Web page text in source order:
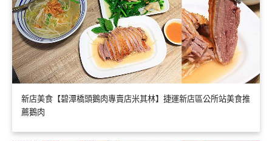
新店美食【碧潭橋頭鵝肉專賣店米其林】捷運新店區公所站美食推
薦鵝肉